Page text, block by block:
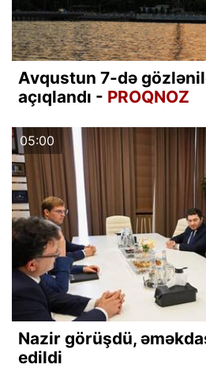
Avqustun 7-də
açıqlandı - PROQNOZ
05:00
Nazir görüşdü,
edildi